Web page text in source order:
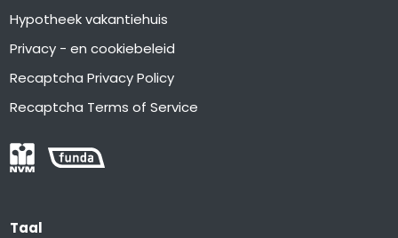
Hypotheek vakantiehuis
Privacy - en cookiebeleid
Recaptcha Privacy Policy
Recaptcha Terms of Service
Taal